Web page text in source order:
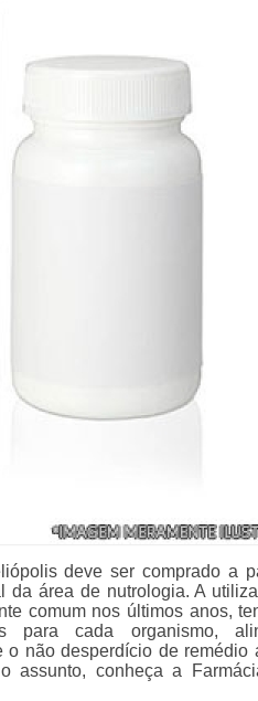
deve ser comprado a
da área de nutrologia. A
comum nos últimos anos,
para cada organismo,
não desperdício de remédio
assunto, conheça a